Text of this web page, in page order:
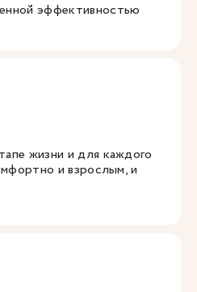
эффективностью
жизни и для каждого
и взрослым, и